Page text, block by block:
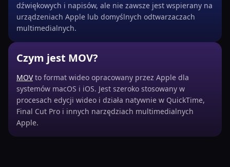
dźwiękowych i napisów, ale nie zawsze jest wspierany na
urządzeniach Apple lub domyślnych odtwarzaczach
multimedialnych.
Czym jest MOV?
MOVto format wideo opracowany przez Apple dla
systemów macOS i iOS. Jest szeroko stosowany w
procesach edycji wideo i działa natywnie w QuickTime,
Final Cut Pro i innych narzędziach multimedialnych
Apple.